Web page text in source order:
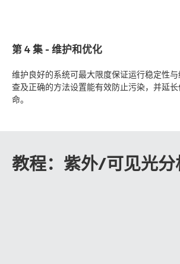
第 4 集 - 维护和优化
维护良好的系统可最大限度保证运行稳定性
查及正确的方法设置能有效防止污染，并延
命。
教程：紫外/可见光分